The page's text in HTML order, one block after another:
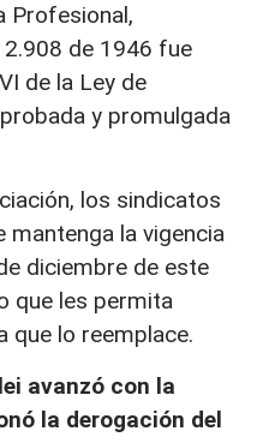
Profesional,
de 1946 fue
de la Ley de
y promulgada
los sindicatos
mantenga la vigencia
diciembre de este
que les permita
que lo reemplace.
avanzó con la
la derogación del